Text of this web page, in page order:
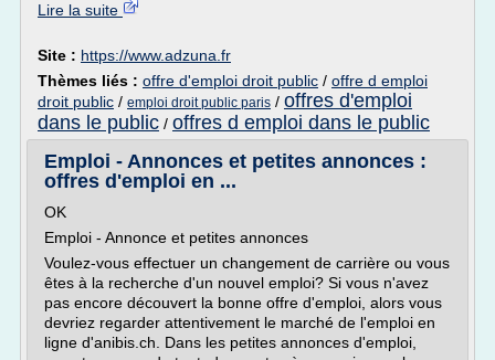
Lire la suite
Site : https://www.adzuna.fr
Thèmes liés : offre d'emploi droit public / offre d emploi
droit public / emploi droit public paris / offres d'emploi
dans le public / offres d emploi dans le public
Emploi - Annonces et petites annonces :
offres d'emploi en ...
OK
Emploi - Annonce et petites annonces
Voulez-vous effectuer un changement de carrière ou vous
êtes à la recherche d'un nouvel emploi? Si vous n'avez
pas encore découvert la bonne offre d'emploi, alors vous
devriez regarder attentivement le marché de l'emploi en
ligne d'anibis.ch. Dans les petites annonces d'emploi,